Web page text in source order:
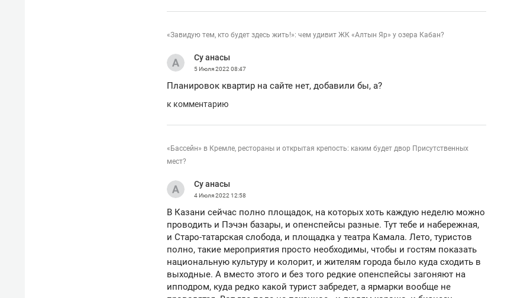
«Завидую тем, кто будет здесь жить!»: чем удивит ЖК «Алтын Яр» у озера Кабан?
Су анасы
5 Июля 2022 08:47
Планировок квартир на сайте нет, добавили бы, а?
к комментарию
«Бассейн» в Кремле, рестораны и открытая крепость: каким будет двор Присутственных
мест?
Су анасы
4 Июля 2022 12:58
В Казани сейчас полно площадок, на которых хоть каждую неделю можно
проводить и Пэчэн базары, и опенспейсы разные. Тут тебе и набережная,
и Старо-татарская слобода, и площадка у театра Камала. Лето, туристов
полно, такие мероприятия просто необходимы, чтобы и гостям показать
национальную культуру и колорит, и жителям города было куда сходить в
выходные. А вместо этого и без того редкие опенспейсы загоняют на
ипподром, куда редко какой турист забредет, а ярмарки вообще не
стрессом»